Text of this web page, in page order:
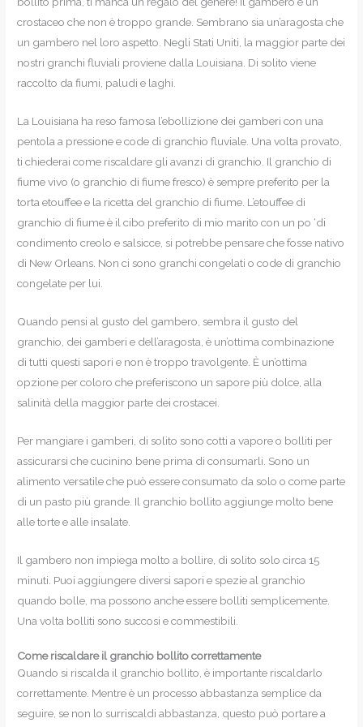
crostaceo che non è troppo grande. Sembrano sia un’aragosta che
un gambero nel loro aspetto. Negli Stati Uniti, la maggior parte dei
nostri granchi fluviali proviene dalla Louisiana. Di solito viene
raccolto da fiumi, paludi e laghi.
La Louisiana ha reso famosa l’ebollizione dei gamberi con una
pentola a pressione e code di granchio fluviale. Una volta provato,
ti chiederai come riscaldare gli avanzi di granchio. Il granchio di
fiume vivo (o granchio di fiume fresco) è sempre preferito per la
torta etouffee e la ricetta del granchio di fiume. L’etouffee di
granchio di fiume è il cibo preferito di mio marito con un po ‘di
condimento creolo e salsicce, si potrebbe pensare che fosse nativo
di New Orleans. Non ci sono granchi congelati o code di granchio
congelate per lui.
Quando pensi al gusto del gambero, sembra il gusto del
granchio, dei gamberi e dell’aragosta, è un’ottima combinazione
di tutti questi sapori e non è troppo travolgente. È un’ottima
opzione per coloro che preferiscono un sapore più dolce, alla
salinità della maggior parte dei crostacei.
Per mangiare i gamberi, di solito sono cotti a vapore o bolliti per
assicurarsi che cucinino bene prima di consumarli. Sono un
alimento versatile che può essere consumato da solo o come parte
di un pasto più grande. Il granchio bollito aggiunge molto bene
alle torte e alle insalate.
Il gambero non impiega molto a bollire, di solito solo circa 15
minuti. Puoi aggiungere diversi sapori e spezie al granchio
quando bolle, ma possono anche essere bolliti semplicemente.
Una volta bolliti sono succosi e commestibili.
Come riscaldare il granchio bollito correttamente
Quando si riscalda il granchio bollito, è importante riscaldarlo
correttamente. Mentre è un processo abbastanza semplice da
seguire, se non lo surriscaldi abbastanza, questo può portare a